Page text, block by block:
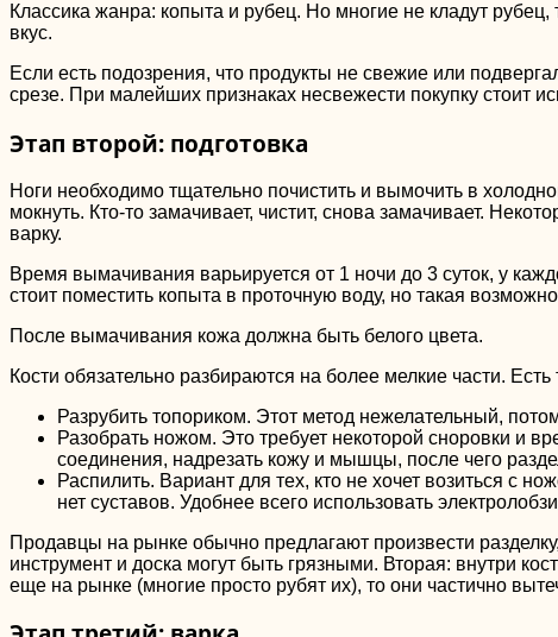
Классика жанра: копыта и рубец. Но многие не кладут
вкус.
Если есть подозрения, что продукты не свежие или
срезе. При малейших признаках несвежести покупку стоит
Этап второй: подготовка
Ноги необходимо тщательно почистить и вымочить в
мокнуть. Кто-то замачивает, чистит, снова замачивает.
варку.
Время вымачивания варьируется от 1 ночи до 3 суток, у
стоит поместить копыта в проточную воду, но такая
После вымачивания кожа должна быть белого цвета.
Кости обязательно разбираются на более мелкие части. Есть
Разрубить топориком. Этот метод нежелательный,
Разобрать ножом. Это требует некоторой сноровки и
соединения, надрезать кожу и мышцы, после чего
Распилить. Вариант для тех, кто не хочет возиться с
нет суставов. Удобнее всего использовать
Продавцы на рынке обычно предлагают произвести
инструмент и доска могут быть грязными. Вторая: внутри
еще на рынке (многие просто рубят их), то они частично